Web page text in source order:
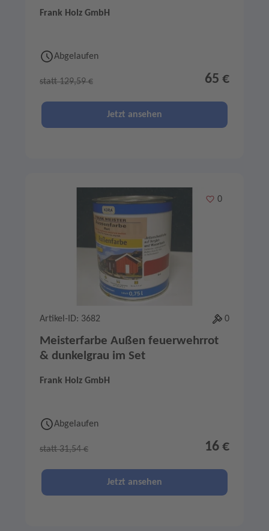
Frank Holz GmbH
Abgelaufen
statt 129,59 € 65 €
Jetzt ansehen
Merken
0
Artikel-ID: 3682 0
Meisterfarbe Außen feuerwehrrot
& dunkelgrau im Set
Frank Holz GmbH
Abgelaufen
statt 31,54 € 16 €
Jetzt ansehen